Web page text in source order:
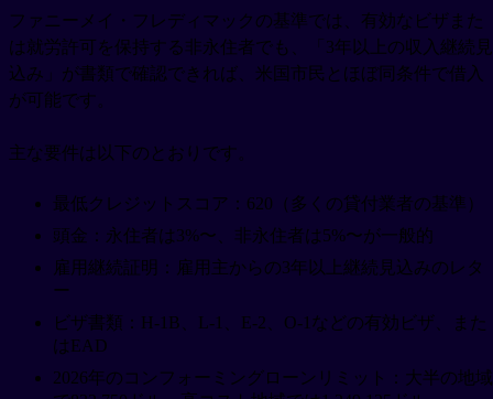
ファニーメイ・フレディマックの基準では、有効なビザまた
は就労許可を保持する非永住者でも、「3年以上の収入継続見
込み」が書類で確認できれば、米国市民とほぼ同条件で借入
が可能です。
主な要件は以下のとおりです。
最低クレジットスコア：620（多くの貸付業者の基準）
頭金：永住者は3%〜、非永住者は5%〜が一般的
雇用継続証明：雇用主からの3年以上継続見込みのレタ
ー
ビザ書類：H-1B、L-1、E-2、O-1などの有効ビザ、また
はEAD
2026年のコンフォーミングローンリミット：大半の地域